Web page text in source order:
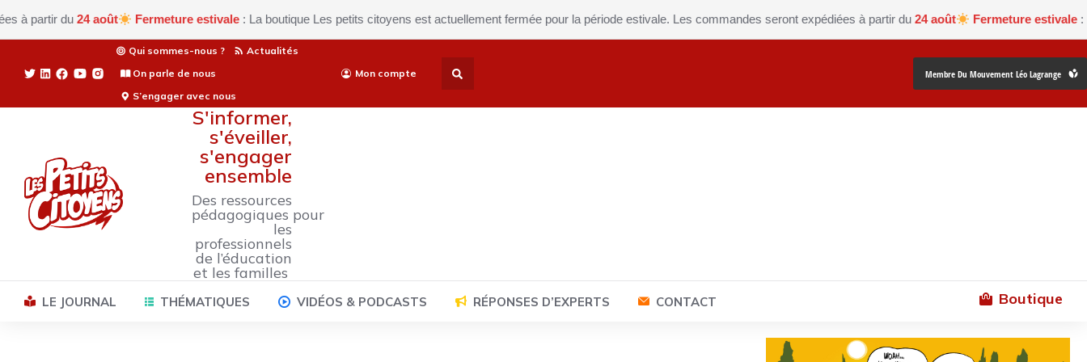
du24 août Fermeture estivale: La boutique Les petits citoyens est actuellement fermée pour la période estivale. Les commandes seront expédiées à partir du24 août Fermeture estivale: La
Qui sommes-nous ?
Actualités
On parle de nous
S’engager avec nous
Mon compte Membre Du Mouvement Léo Lagrange
S'informer,
s'éveiller,
s'engager
ensemble
Des ressources
pédagogiques pour
les
professionnels
de l’éducation
et les familles
LE JOURNAL THÉMATIQUES VIDÉOS & PODCASTS RÉPONSES D’EXPERTS CONTACT Boutique